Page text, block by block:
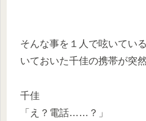
そんな事を１人で呟いてい
いておいた千佳の携帯が突
千佳
「え？電話……？」